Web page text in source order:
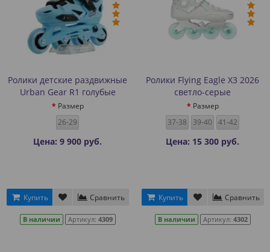
Ролики детские раздвижные
Urban Gear R1 голубые
Размер
26-29
Цена: 9 900 руб.
Купить Сравнить
В наличии Артикул: 4309
Ролики Flying Eagle X3 2026
светло-серые
Размер
37-38
39-40 41-42
Цена: 15 300 руб.
Купить Сравнить
В наличии Артикул: 4302